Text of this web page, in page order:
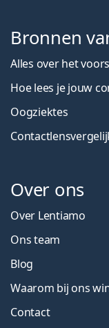
Bronnen
Alles over het
Hoe lees je jouw
Oogziektes
Over ons
Over Lentiamo
Ons team
Blog
Waarom bij ons
Contact